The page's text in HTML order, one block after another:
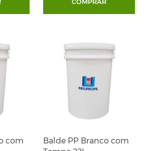
com
Balde PP Branco com